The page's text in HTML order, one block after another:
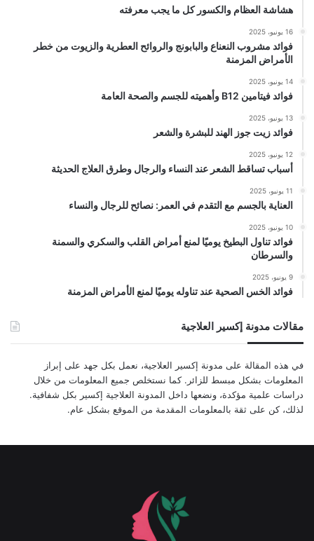
هشاشة العظام والكسور كل ما يجب معرفته
16 يونيو، 2025
فوائد مشروب النعناع والبابونج والروائح العطرية والزيوت من خطر
الأمراض المزمنة
14 يونيو، 2025
فوائد فيتامين B12 وأهميته للجسم والصحة العامة
13 يونيو، 2025
فوائد زيت جوز الهند للبشرة والشعر
12 يونيو، 2025
أسباب تساقط الشعر عند النساء والرجال وطرق العلاج الحديثة
11 يونيو، 2025
العناية بالجسم مع التقدم في العمر: نصائح للرجال والنساء
10 يونيو، 2025
فوائد تناول البطيخ يوميًا لمنع أمراض القلب والسكري والسمنة
والسرطان
9 يونيو، 2025
فوائد الخس الصحية عند تناوله يوميًا لمنع الأمراض المزمنة
مقالات مدونة إكسير العلاجية
في هذه المقالة على مدونة إكسير العلاجية، نعمل بكل جهد على إبراز
المعلومات بشكل مبسط للزائر. كما نستخلص جميع المعلومات من خلال
دراسات علمية مؤكدة، ونضعها داخل المدونة العلاجية إكسير بكل شفافية.
لذلك، كن على ثقة بالمعلومات المقدمة من الموقع بشكل عام.